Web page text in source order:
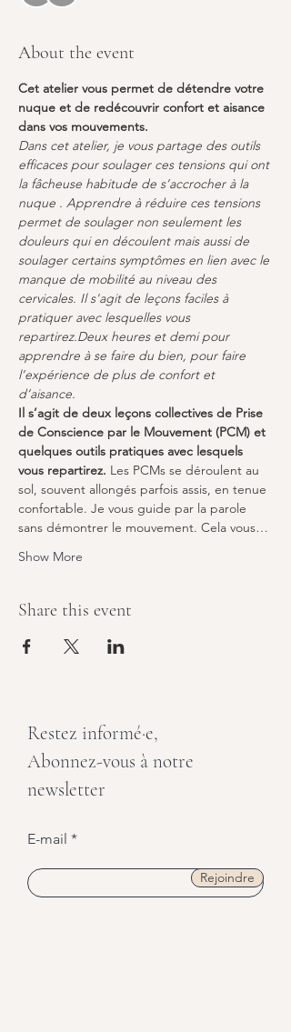
About the event
Cet atelier vous permet de détendre votre
nuque et de redécouvrir confort et aisance
dans vos mouvements.
Dans cet atelier, je vous partage des outils
efficaces pour soulager ces tensions qui ont
la fâcheuse habitude de s’accrocher à la
nuque . Apprendre à réduire ces tensions
permet de soulager non seulement les
douleurs qui en découlent mais aussi de
soulager certains symptômes en lien avec le
manque de mobilité au niveau des
cervicales. Il s'agit de leçons faciles à
pratiquer avec lesquelles vous
repartirez.Deux heures et demi pour
apprendre à se faire du bien, pour faire
l’expérience de plus de confort et
d’aisance.
Il s’agit de deux leçons collectives de Prise
de Conscience par le Mouvement (PCM) et
quelques outils pratiques avec lesquels
vous repartirez. Les PCMs se déroulent au
sol, souvent allongés parfois assis, en tenue
confortable. Je vous guide par la parole
sans démontrer le mouvement. Cela vous…
Show More
Share this event
Restez informé·e,
Abonnez-vous à notre
newsletter
E-mail
Rejoindre